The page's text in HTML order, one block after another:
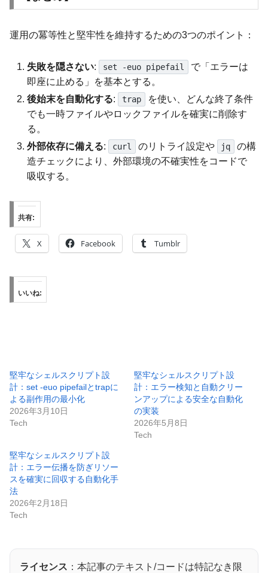
運用の冪等性と堅牢性を維持するための3つのポイント：
失敗を隠さない: set -euo pipefail
で「エラーは
即座に止める」を基本とする。
後始末を自動化する: trap
を使い、どんな終了条件
でも一時ファイルやロックファイルを確実に削除す
る。
外部依存に備える: curl のリトライ設定や jq
の構
造チェックにより、外部環境の不確実性をコードで
吸収する。
共有:
X Facebook Tumblr
いいね:
堅牢なシェルスクリプト設
計：set -euo pipefailとtrapに
よる副作用の最小化
2026年3月10日
Tech
堅牢なシェルスクリプト設
計：エラー検知と自動クリー
ンアップによる安全な自動化
の実装
2026年5月8日
Tech
堅牢なシェルスクリプト設
計：エラー伝播を防ぎリソー
スを確実に回収する自動化手
法
2026年2月18日
Tech
ライセンス ：本記事のテキスト/コードは特記なき限